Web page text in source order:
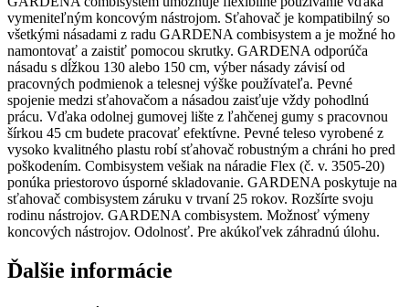
vymeniteľným koncovým nástrojom. Sťahovač je kompatibilný so
všetkými násadami z radu GARDENA combisystem a je možné ho
namontovať a zaistiť pomocou skrutky. GARDENA odporúča
násadu s dĺžkou 130 alebo 150 cm, výber násady závisí od
pracovných podmienok a telesnej výške používateľa. Pevné
spojenie medzi sťahovačom a násadou zaisťuje vždy pohodlnú
prácu. Vďaka odolnej gumovej lište z ľahčenej gumy s pracovnou
šírkou 45 cm budete pracovať efektívne. Pevné teleso vyrobené z
vysoko kvalitného plastu robí sťahovač robustným a chráni ho pred
poškodením. Combisystem vešiak na náradie Flex (č. v. 3505-20)
ponúka priestorovo úsporné skladovanie. GARDENA poskytuje na
sťahovač combisystem záruku v trvaní 25 rokov. Rozšírte svoju
rodinu nástrojov. GARDENA combisystem. Možnosť výmeny
koncových nástrojov. Odolnosť. Pre akúkoľvek záhradnú úlohu.
Ďalšie informácie